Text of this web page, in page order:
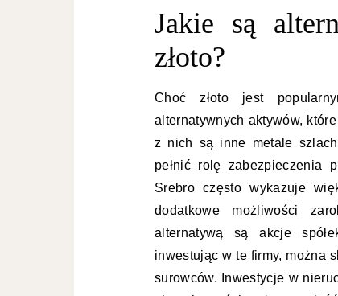
Jakie są
złoto?
Choć złoto jest
alternatywnych aktywów,
z nich są inne metale
pełnić rolę zabezpieczenia
Srebro często wykazuje
dodatkowe możliwości
alternatywą są akcje
inwestując w te firmy, można
surowców. Inwestycje w